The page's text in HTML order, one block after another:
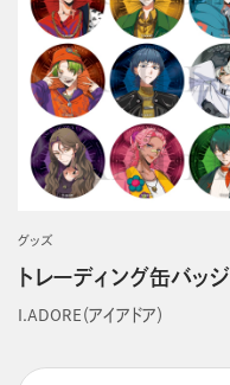
グッズ
トレーディング缶バッジ
I.ADORE（アイアドア）